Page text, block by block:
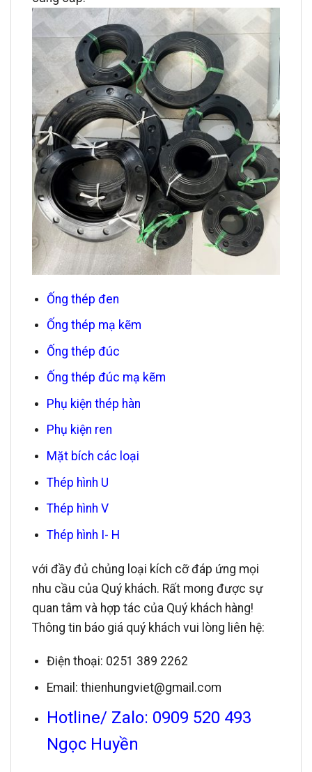
Ống thép đen
Ống thép mạ kẽm
Ống thép đúc
Ống thép đúc mạ kẽm
Phụ kiện thép hàn
Phụ kiện ren
Mặt bích các loại
Thép hình U
Thép hình V
Thép hình I- H
với đầy đủ chủng loại kích cỡ đáp ứng mọi
nhu cầu của Quý khách. Rất mong được sự
quan tâm và hợp tác của Quý khách hàng!
Thông tin báo giá quý khách vui lòng liên hệ:
Điện thoại: 0251 389 2262
Email: thienhungviet@gmail.com
Hotline/ Zalo: 0909 520 493
Ngọc Huyền